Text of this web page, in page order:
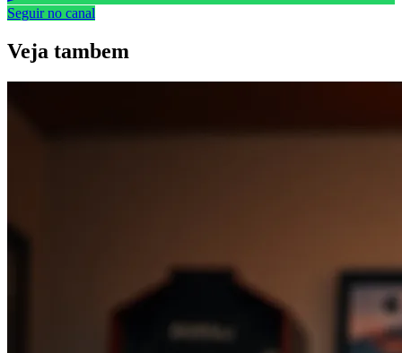
Seguir no canal
Veja tambem